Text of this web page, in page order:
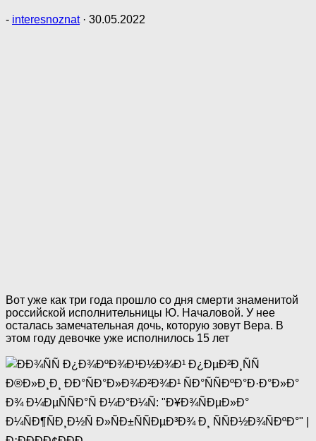
- interesnoznat · 30.05.2022
Вот уже как три года прошло со дня смерти знаменитой
российской исполнительницы Ю. Началовой. У нее
осталась замечательная дочь, которую зовут Вера. В
этом году девочке уже исполнилось 15 лет